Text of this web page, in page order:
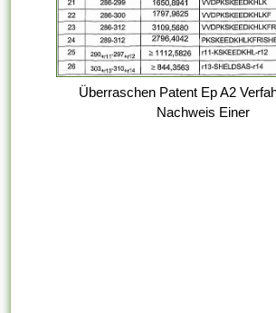
Überraschen Patent Ep A2
Nachweis Einer